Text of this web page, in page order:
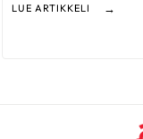
LUE ARTIKKELI